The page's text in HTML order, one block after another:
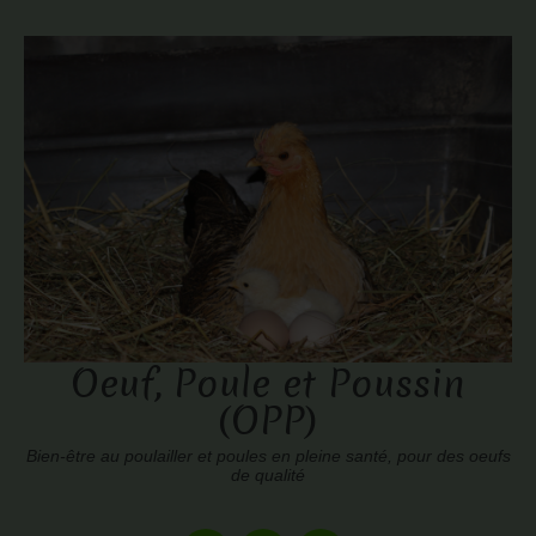
Oeuf, Poule et Poussin
(OPP)
Bien-être au poulailler et poules en pleine santé, pour des oeufs
de qualité